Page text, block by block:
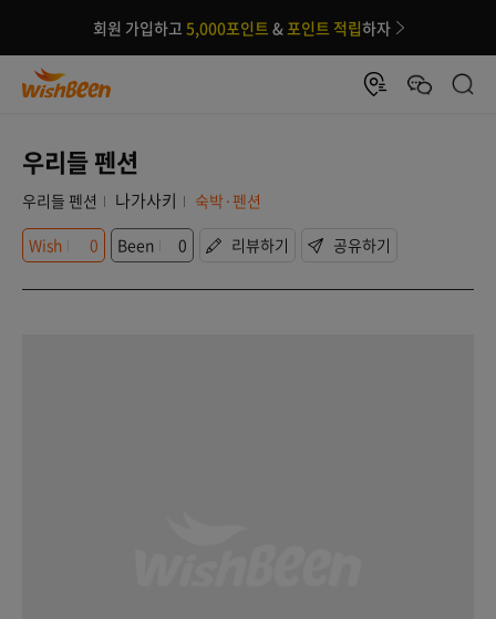
회원 가입하고 5,000포인트 &포인트 적립하자
우리들 펜션
우리들 펜션 나가사키
숙박·펜션
Wish
0 Been 0 리뷰하기 공유하기